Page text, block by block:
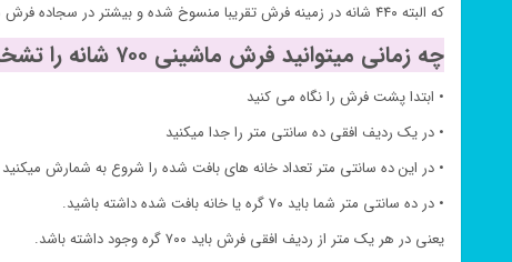
که البته ۴۴۰ شانه در زمینه فرش تقریبا منسوخ شده و بیشتر در سجاده فرش ها یا در کناره ها استفاده می شود.
چه زمانی میتوانید فرش ماشینی ۷۰۰ شانه را تشخیص دهید:
• ابتدا پشت فرش را نگاه می کنید
• در یک ردیف افقی ده سانتی متر را جدا میکنید
• در این ده سانتی متر تعداد خانه های بافت شده را شروع به شمارش میکنید
• در ده سانتی متر شما باید ۷۰ گره یا خانه بافت شده داشته باشید.
یعنی در هر یک متر از ردیف افقی فرش باید ۷۰۰ گره وجود داشته باشد.